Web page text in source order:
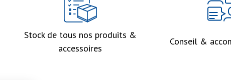
Stock de tous nos produits &
accessoires
Conseil &